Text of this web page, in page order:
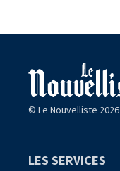
© Le Nouvelliste 2026
LES SERVICES